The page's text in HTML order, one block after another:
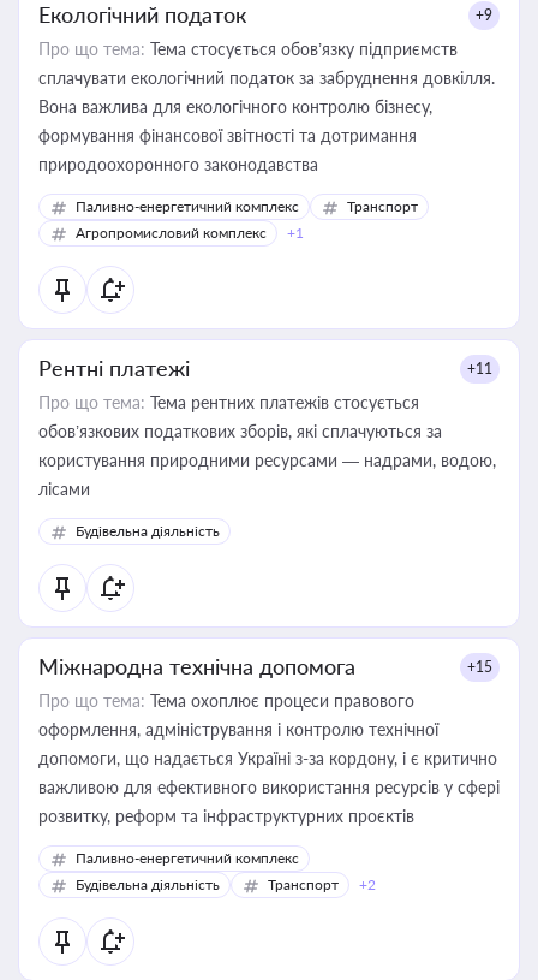
Екологічний податок +9
Про що тема: Тема стосується обов’язку підприємств
сплачувати екологічний податок за забруднення довкілля.
Вона важлива для екологічного контролю бізнесу,
формування фінансової звітності та дотримання
природоохоронного законодавства
Паливно-енергетичний комплекс
Транспорт
Агропромисловий комплекс
+1
Рентні платежі +11
Про що тема: Тема рентних платежів стосується
обов’язкових податкових зборів, які сплачуються за
користування природними ресурсами — надрами, водою,
лісами
Будівельна діяльність
Міжнародна технічна допомога +15
Про що тема: Тема охоплює процеси правового
оформлення, адміністрування і контролю технічної
допомоги, що надається Україні з-за кордону, і є критично
важливою для ефективного використання ресурсів у сфері
розвитку, реформ та інфраструктурних проєктів
Паливно-енергетичний комплекс
Будівельна діяльність
Транспорт +2